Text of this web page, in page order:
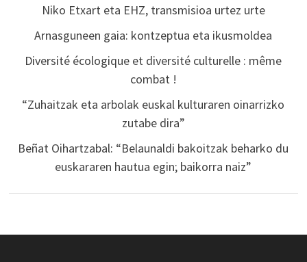
Niko Etxart eta EHZ, transmisioa urtez urte
Arnasguneen gaia: kontzeptua eta ikusmoldea
Diversité écologique et diversité culturelle : même
combat !
“Zuhaitzak eta arbolak euskal kulturaren oinarrizko
zutabe dira”
Beñat Oihartzabal: “Belaunaldi bakoitzak beharko du
euskararen hautua egin; baikorra naiz”